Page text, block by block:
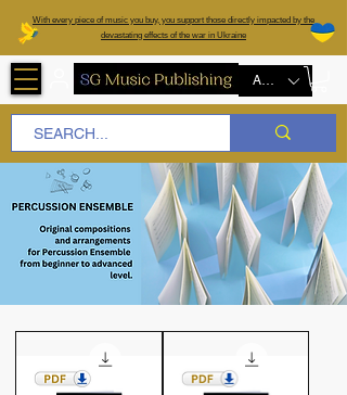
With every piece of music you buy, you support those directly impacted by the
devastating effects of the war in Ukraine
AUD (AU$)